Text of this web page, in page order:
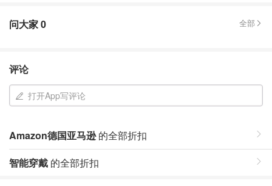
问大家0 全部
评论
打开App写评论
Amazon德国亚马逊的全部折扣
智能穿戴 的全部折扣